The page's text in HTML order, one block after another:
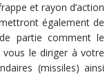
et rayon d’action
également de
partie comment le
le diriger à votre
(missiles) ainsi